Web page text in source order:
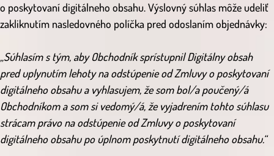
o poskytovaní digitálneho obsahu. Výslovný súhlas môže udeliť
zakliknutím nasledovného políčka pred odoslaním objednávky:
„Súhlasím s tým, aby Obchodník sprístupnil Digitálny obsah
pred uplynutím lehoty na odstúpenie od Zmluvy o poskytovaní
digitálneho obsahu a vyhlasujem, že som bol/a poučený/á
Obchodníkom a som si vedomý/á, že vyjadrením tohto súhlasu
strácam právo na odstúpenie od Zmluvy o poskytovaní
digitálneho obsahu po úplnom poskytnutí digitálneho obsahu.“